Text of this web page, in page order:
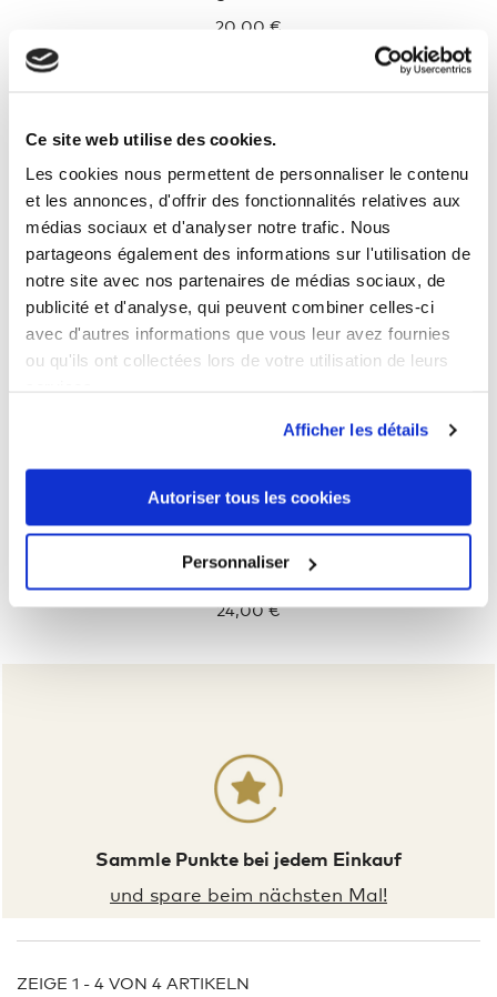
Ce site web utilise des cookies.
Les cookies nous permettent de personnaliser le contenu
et les annonces, d'offrir des fonctionnalités relatives aux
médias sociaux et d'analyser notre trafic. Nous
partageons également des informations sur l'utilisation de
notre site avec nos partenaires de médias sociaux, de
publicité et d'analyse, qui peuvent combiner celles-ci
avec d'autres informations que vous leur avez fournies
ou qu'ils ont collectées lors de votre utilisation de leurs
Afficher les détails
Autoriser tous les cookies
Personnaliser
20,00 €
XXXL 4XL 5XL
EXCD Langarmshirt Plus Size Männer
24,00 €
Sammle Punkte bei jedem Einkauf
und spare beim nächsten Mal!
ZEIGE 1 - 4 VON 4 ARTIKELN